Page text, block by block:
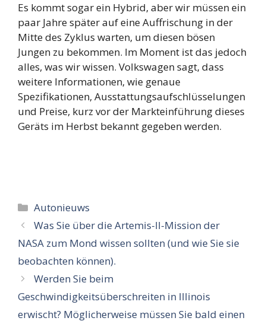
Es kommt sogar ein Hybrid, aber wir müssen ein
paar Jahre später auf eine Auffrischung in der
Mitte des Zyklus warten, um diesen bösen
Jungen zu bekommen. Im Moment ist das jedoch
alles, was wir wissen. Volkswagen sagt, dass
weitere Informationen, wie genaue
Spezifikationen, Ausstattungsaufschlüsselungen
und Preise, kurz vor der Markteinführung dieses
Geräts im Herbst bekannt gegeben werden.
Categorieën
Autonieuws
Was Sie über die Artemis-II-Mission der
NASA zum Mond wissen sollten (und wie Sie sie
beobachten können).
Werden Sie beim
Geschwindigkeitsüberschreiten in Illinois
erwischt? Möglicherweise müssen Sie bald einen